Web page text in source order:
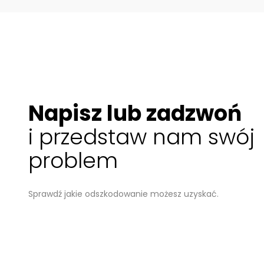
Napisz lub zadzwoń
i przedstaw nam swój
problem
Sprawdź jakie odszkodowanie możesz uzyskać.